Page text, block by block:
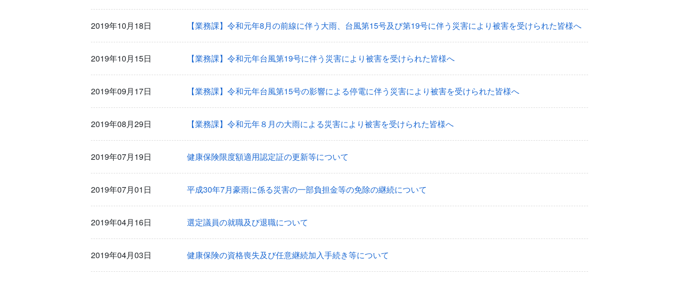
2019年10月18日 【業務課】令和元年8月の前線に伴う大雨、台風第15号及び第19号に伴う災害により被害を受けられた皆様へ
2019年10月15日 【業務課】令和元年台風第19号に伴う災害により被害を受けられた皆様へ
2019年09月17日 【業務課】令和元年台風第15号の影響による停電に伴う災害により被害を受けられた皆様へ
2019年08月29日 【業務課】令和元年８月の大雨による災害により被害を受けられた皆様へ
2019年07月19日 健康保険限度額適用認定証の更新等について
2019年07月01日 平成30年7月豪雨に係る災害の一部負担金等の免除の継続について
2019年04月16日 選定議員の就職及び退職について
2019年04月03日 健康保険の資格喪失及び任意継続加入手続き等について